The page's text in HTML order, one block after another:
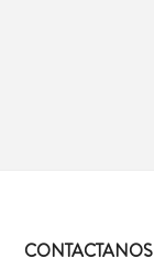
CONTACTANOS